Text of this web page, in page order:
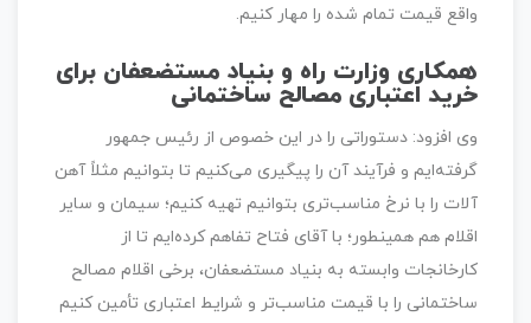
واقع قیمت تمام شده را مهار کنیم.
همکاری وزارت راه و بنیاد مستضعفان برای
خرید اعتباری مصالح ساختمانی
وی افزود: دستوراتی را در این خصوص از رئیس جمهور
گرفته‌ایم و فرآیند آن را پیگیری می‌کنیم تا بتوانیم مثلاً آهن
آلات را با نرخ مناسب‌تری بتوانیم تهیه کنیم؛ سیمان و سایر
اقلام هم همینطور؛ با آقای فتاح تفاهم کرده‌ایم تا از
کارخانجات وابسته به بنیاد مستضعفان، برخی اقلام مصالح
ساختمانی را با قیمت مناسب‌تر و شرایط اعتباری تأمین کنیم